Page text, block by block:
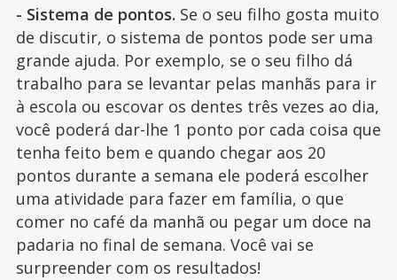
- Sistema de pontos. Se o seu filho gosta muito
de discutir, o sistema de pontos pode ser uma
grande ajuda. Por exemplo, se o seu filho dá
trabalho para se levantar pelas manhãs para ir
à escola ou escovar os dentes três vezes ao dia,
você poderá dar-lhe 1 ponto por cada coisa que
tenha feito bem e quando chegar aos 20
pontos durante a semana ele poderá escolher
uma atividade para fazer em família, o que
comer no café da manhã ou pegar um doce na
padaria no final de semana. Você vai se
surpreender com os resultados!